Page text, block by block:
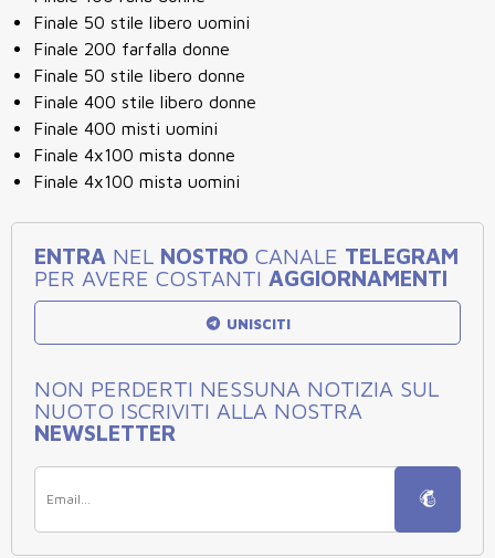
Finale 50 stile libero uomini
Finale 200 farfalla donne
Finale 50 stile libero donne
Finale 400 stile libero donne
Finale 400 misti uomini
Finale 4x100 mista donne
Finale 4x100 mista uomini
ENTRA NEL NOSTRO CANALE TELEGRAM
PER AVERE COSTANTI AGGIORNAMENTI
UNISCITI
NON PERDERTI NESSUNA NOTIZIA SUL
NUOTO ISCRIVITI ALLA NOSTRA
NEWSLETTER